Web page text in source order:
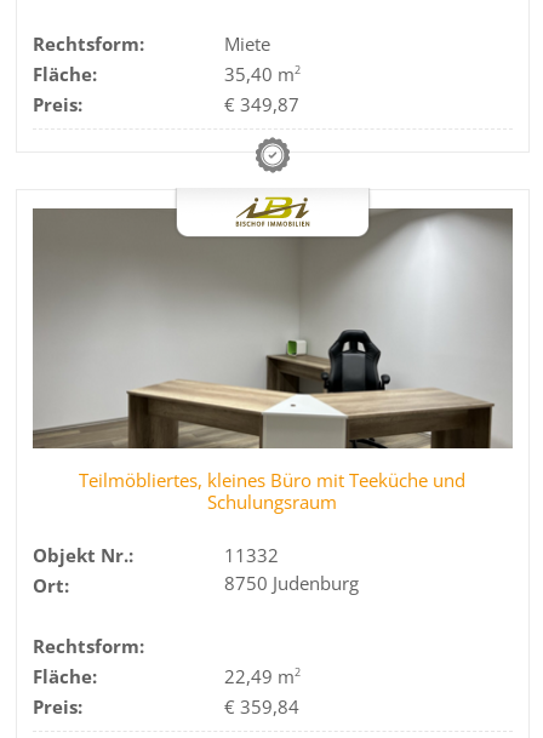
Rechtsform:
Miete
Fläche:
35,40 m2
Preis: € 349,87
Teilmöbliertes, kleines Büro mit Teeküche und
Schulungsraum
Objekt Nr.:
11332
Ort:
8750 Judenburg
Rechtsform:
Fläche:
22,49 m2
Preis: € 359,84